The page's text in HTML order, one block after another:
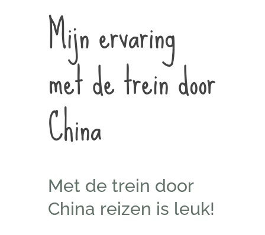
Mijn ervaring
met de trein door
China
Met de trein door
China reizen is leuk!